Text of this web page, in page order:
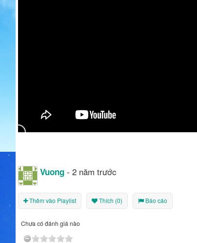
Vuong- 2 năm trước
Thêm vào Playlist Thích (0) Báo cáo
Chưa có đánh giá nào